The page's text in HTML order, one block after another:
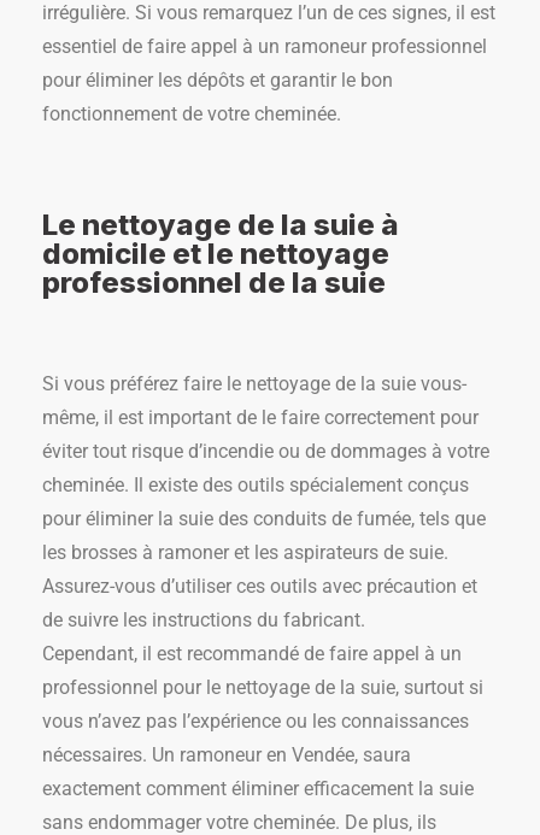
irrégulière. Si vous remarquez l’un de ces signes, il est
essentiel de faire appel à un ramoneur professionnel
pour éliminer les dépôts et garantir le bon
fonctionnement de votre cheminée.
Le nettoyage de la suie à
domicile et le nettoyage
professionnel de la suie
Si vous préférez faire le nettoyage de la suie vous-
même, il est important de le faire correctement pour
éviter tout risque d’incendie ou de dommages à votre
cheminée. Il existe des outils spécialement conçus
pour éliminer la suie des conduits de fumée, tels que
les brosses à ramoner et les aspirateurs de suie.
Assurez-vous d’utiliser ces outils avec précaution et
de suivre les instructions du fabricant.
Cependant, il est recommandé de faire appel à un
professionnel pour le nettoyage de la suie, surtout si
vous n’avez pas l’expérience ou les connaissances
nécessaires. Un ramoneur en Vendée, saura
exactement comment éliminer efficacement la suie
sans endommager votre cheminée. De plus, ils